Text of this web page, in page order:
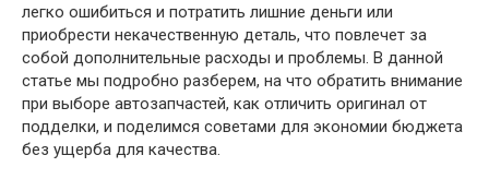
легко ошибиться и потратить лишние деньги или
приобрести некачественную деталь, что повлечет за
собой дополнительные расходы и проблемы. В данной
статье мы подробно разберем, на что обратить внимание
при выборе автозапчастей, как отличить оригинал от
подделки, и поделимся советами для экономии бюджета
без ущерба для качества.